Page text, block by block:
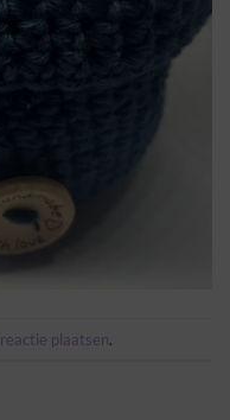
plaatsen.